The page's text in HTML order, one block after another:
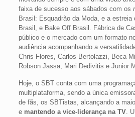
faixa de sucesso aos sábados com os
Brasil: Esquadrão da Moda, e a estreia
Brasil, e Bake Off Brasil. Fábrica de
público e o mercado com um formato
audiência acompanhando a
Chris Flores, Carlos Bertolazzi, Beca
Robson Jassa, Mari Dedivitis e Junior
Hoje, o SBT conta com uma
multiplataforma, sendo a única
de fãs, os SBTistas, alcançando a
e mantendo a vice-liderança na TV.